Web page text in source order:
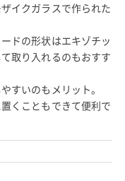
イクガラスで作られた
ドの形状はエキゾチッ
取り入れるのもおすす
すいのもメリット。
くこともできて便利で